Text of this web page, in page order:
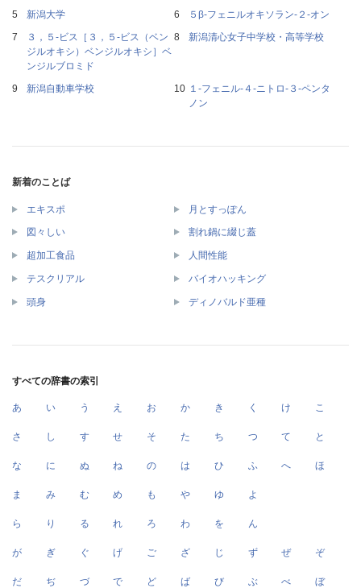
新潟大学
５β‐フェニルオキソラン‐２‐オン
３，５‐ビス［３，５‐ビス（ベン
ジルオキシ）ベンジルオキシ］ベ
ンジルブロミド
新潟清心女子中学校・高等学校
新潟自動車学校
１‐フェニル‐４‐ニトロ‐３‐ペンタ
ノン
新着のことば
エキスポ 月とすっぽん
図々しい 割れ鍋に綴じ蓋
超加工食品 人間性能
テスクリアル バイオハッキング
頭身 ディノバルド亜種
すべての辞書の索引
あ い う え お か き く け こ
さ し す せ そ た ち つ て と
な に ぬ ね の は ひ ふ へ ほ
ま み む め も や ゆ よ
ら り る れ ろ わ を ん
が ぎ ぐ げ ご ざ じ ず ぜ ぞ
だ ぢ づ で ど ば び ぶ べ ぼ